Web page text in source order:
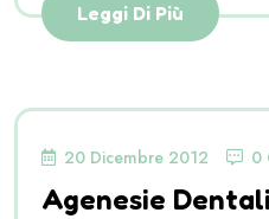
Leggi Di Più
20 Dicembre 2012 0
Agenesie